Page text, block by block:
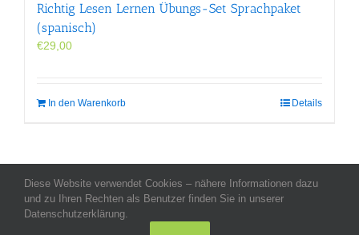
Richtig Lesen Lernen Übungs-Set Sprachpaket
(spanisch)
€29,00
In den Warenkorb Details
Allgemeine Geschäftsbedingungen -Impressum-Datenschutz-
Kontakt- Copyright celeco®
Diese Website verwendet Cookies – nähere Informationen dazu
und zu Ihren Rechten als Benutzer finden Sie in unserer
Datenschutzerklärung.